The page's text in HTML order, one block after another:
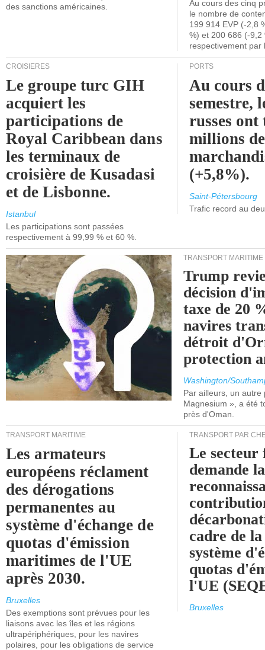
des sanctions américaines.
Au cours des cinq
le nombre de
199 914 EVP (-2,8
%) et 200 686 (-9,2
respectivement par
CROISIÈRES
Le groupe turc GIH
acquiert les
participations de
Royal Caribbean dans
les terminaux de
croisière de Kusadasi
et de Lisbonne.
Istanbul
Les participations sont passées
respectivement à 99,99 % et 60 %.
PORTS
Au cours
semestre,
russes
millions
(+5,8%).
Saint-Pétersbourg
Trafic record au
TRANSPORT MARITIME
Trump
décision
taxe de 20
navires
détroit
protection
Washington/
Par ailleurs, un autre
Magnesium », a été
près d'Oman.
TRANSPORT MARITIME
Les armateurs
européens réclament
des dérogations
permanentes au
système d'échange de
quotas d'émission
maritimes de l'UE
après 2030.
Bruxelles
Des exemptions sont prévues pour les
liaisons avec les îles et les régions
ultrapériphériques, pour les navires
polaires, pour les obligations de service
TRANSPORT PAR
Le
demande la
cadre de
système
quotas
l'UE
Bruxelles